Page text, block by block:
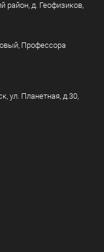
район, д. Геофизиков,
Профессора
ул. Планетная, д.30,